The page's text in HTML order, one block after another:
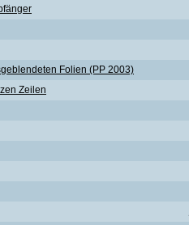
Folien (PP 2003)
Zeilen